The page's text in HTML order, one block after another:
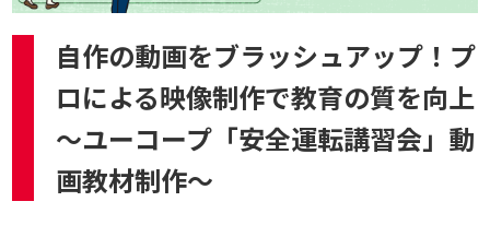
自作の動画をブラッシュアップ！プ
ロによる映像制作で教育の質を向上
～ユーコープ「安全運転講習会」動
画教材制作～